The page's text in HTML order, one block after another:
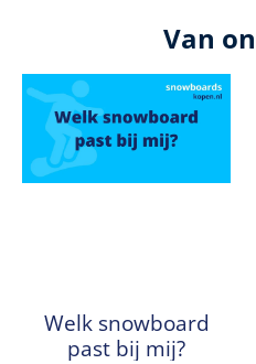
Van
Welk snowboard
past bij mij?